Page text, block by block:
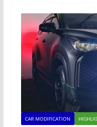
CAR MODIFICATION